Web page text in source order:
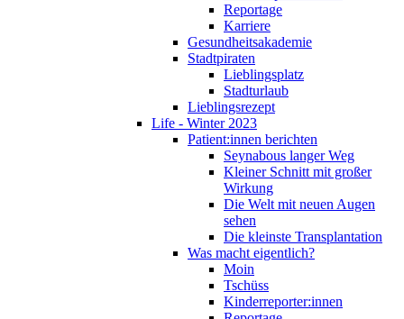
Reportage
Karriere
Gesundheitsakademie
Stadtpiraten
Lieblingsplatz
Stadturlaub
Lieblingsrezept
Life - Winter 2023
Patient:innen berichten
Seynabous langer Weg
Kleiner Schnitt mit großer
Wirkung
Die Welt mit neuen Augen
sehen
Die kleinste Transplantation
Was macht eigentlich?
Moin
Tschüss
Kinderreporter:innen